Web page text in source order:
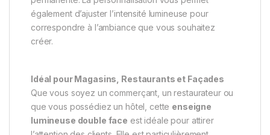
également d’ajuster l’intensité lumineuse pour
correspondre à l’ambiance que vous souhaitez
créer.
Idéal pour Magasins, Restaurants et Façades
Que vous soyez un commerçant, un restaurateur ou
que vous possédiez un hôtel, cette enseigne
lumineuse double face est idéale pour attirer